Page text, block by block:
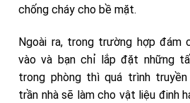
chống cháy cho bề mặt.
Ngoài ra, trong trường hợp đám
vào và bạn chỉ lắp đặt những
trong phòng thì quá trình
trần nhà sẽ làm cho vật liệu đinh